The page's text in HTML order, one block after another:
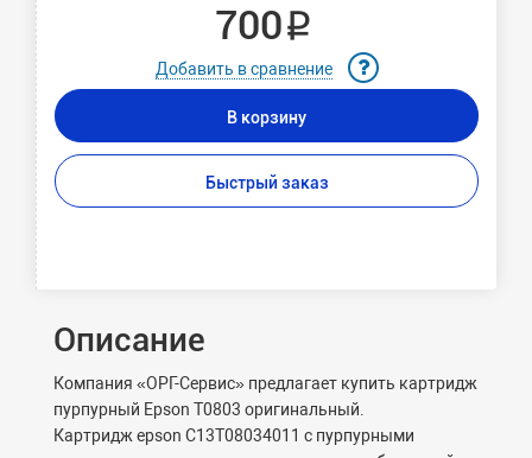
700 ₽
Добавить в сравнение
В корзину
Быстрый заказ
Описание
Компания «ОРГ-Сервис» предлагает купить картридж
пурпурный Epson T0803 оригинальный.
Картридж epson C13T08034011 с пурпурными